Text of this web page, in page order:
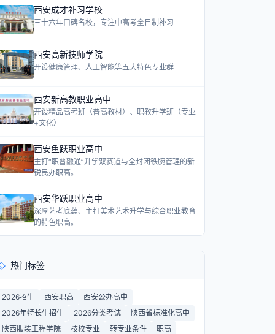
西安成才补习学校
三十六年口碑名校，专注中高考全日制补习
西安高新技师学院
开设健康管理、人工智能等五大特色专业群
西安新高教职业高中
开设精品高考班（普高教材）、职教升学班（专业
+文化）
西安鱼跃职业高中
主打“职普融通”升学双赛道与全封闭铁腕管理的新
锐民办职高。
西安华跃职业高中
深厚艺考底蕴、主打美术艺术升学与综合职业教育
的特色职高。
热门标签
2026招生 西安职高
西安公办高中
2026年特长生招生
2026分类考试
陕西省标准化高中
陕西服装工程学院
技校专业 转专业条件
职高